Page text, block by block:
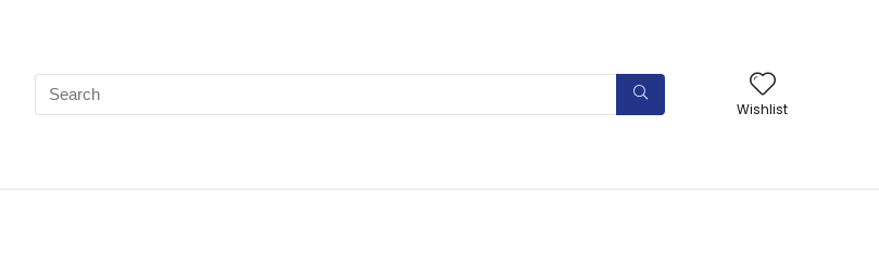
Search
for:
Wishlist